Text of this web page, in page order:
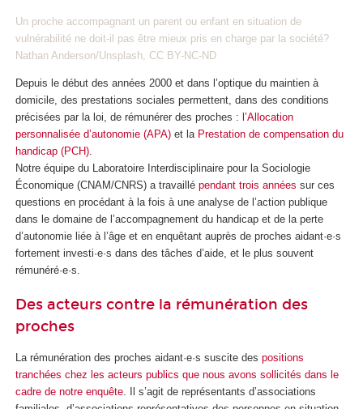
Un proche accompagnant un parent ou enfant en situation de
vulnérabilité ne doit-il pas être mieux pris en charge par la société?
Nathan Anderson/Unsplash, CC BY-NC-ND
Depuis le début des années 2000 et dans l’optique du maintien à
domicile, des prestations sociales permettent, dans des conditions
précisées par la loi, de rémunérer des proches : l’Allocation
personnalisée d’autonomie (APA) et la Prestation de compensation du
handicap (PCH)
Notre équipe du Laboratoire Interdisciplinaire pour la Sociologie
Économique (CNAM/CNRS) a travaillé pendant trois années sur ces
questions en procédant à la fois à une analyse de l’action publique
dans le domaine de l’accompagnement du handicap et de la perte
d’autonomie liée à l’âge et en enquêtant auprès de proches aidant·e·s
fortement investi·e·s dans des tâches d’aide, et le plus souvent
rémunéré·e·s.
Des acteurs contre la rémunération des
proches
La rémunération des proches aidant·e·s suscite des positions
tranchées chez les acteurs publics que nous avons sollicités dans le
cadre de notre enquête. Il s’agit de représentants d’associations